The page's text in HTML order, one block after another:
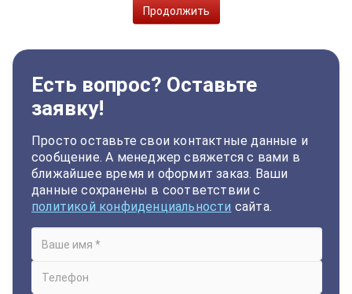
Продолжить
Есть вопрос? Оставьте
заявку!
Просто оставьте свои контактные данные и
сообщение. А менеджер свяжется с вами в
ближайшее время и оформит заказ. Ваши
данные сохранены в соответствии с
политикой конфиденциальности сайта.